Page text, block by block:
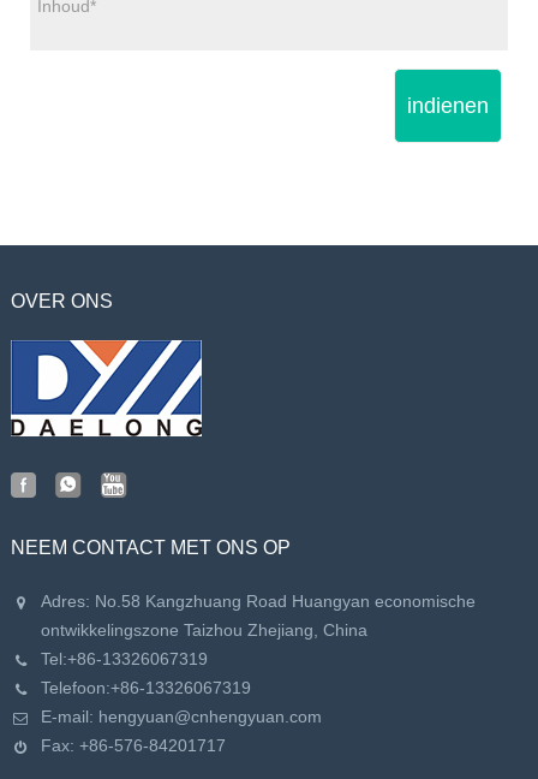
indienen
OVER ONS
NEEM CONTACT MET ONS OP
Adres: No.58 Kangzhuang Road Huangyan economische
ontwikkelingszone Taizhou Zhejiang, China
Tel:+86-13326067319
Telefoon:+86-13326067319
E-mail: hengyuan@cnhengyuan.com
Fax: +86-576-84201717